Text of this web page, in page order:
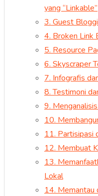
yang “Linkable”
3. Guest
4. Broken Link
5. Resource
6. Skyscraper
7. Infografis
8. Testimoni
9.
10.
11. Partisipasi
12. Membuat
13.
Lokal
14. Memantau